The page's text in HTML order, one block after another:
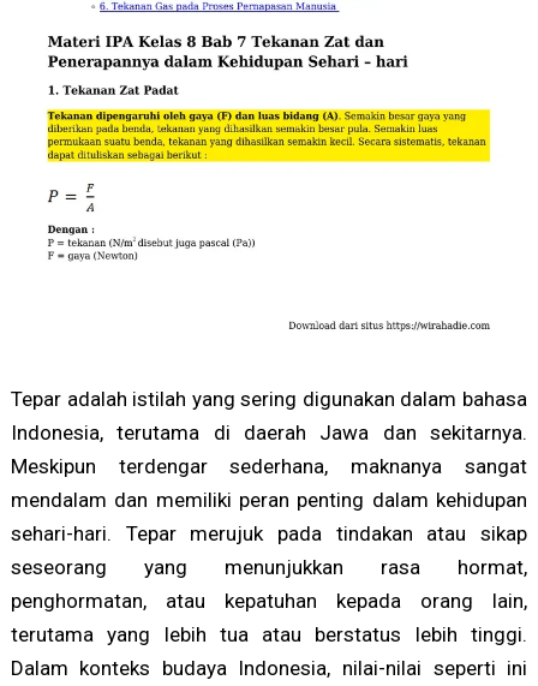
Tepar adalah istilah yang sering digunakan dalam bahasa
Indonesia, terutama di daerah Jawa dan sekitarnya.
Meskipun terdengar sederhana, maknanya sangat
mendalam dan memiliki peran penting dalam kehidupan
sehari-hari. Tepar merujuk pada tindakan atau sikap
seseorang yang menunjukkan rasa hormat,
penghormatan, atau kepatuhan kepada orang lain,
terutama yang lebih tua atau berstatus lebih tinggi.
Dalam konteks budaya Indonesia, nilai-nilai seperti ini